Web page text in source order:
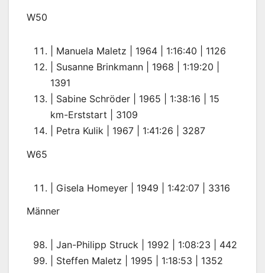
W50
| Manuela Maletz | 1964 | 1:16:40 | 1126
| Susanne Brinkmann | 1968 | 1:19:20 |
1391
| Sabine Schröder | 1965 | 1:38:16 | 15
km-Erststart | 3109
| Petra Kulik | 1967 | 1:41:26 | 3287
W65
| Gisela Homeyer | 1949 | 1:42:07 | 3316
Männer
| Jan-Philipp Struck | 1992 | 1:08:23 | 442
| Steffen Maletz | 1995 | 1:18:53 | 1352